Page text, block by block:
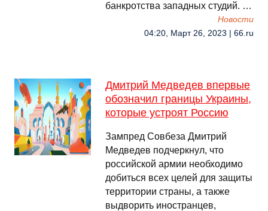
банкротства западных студий. …
Новости
04:20, Март 26, 2023 | 66.ru
Дмитрий Медведев впервые
обозначил границы Украины,
которые устроят Россию
Зампред Совбеза Дмитрий
Медведев подчеркнул, что
российской армии необходимо
добиться всех целей для защиты
территории страны, а также
выдворить иностранцев,